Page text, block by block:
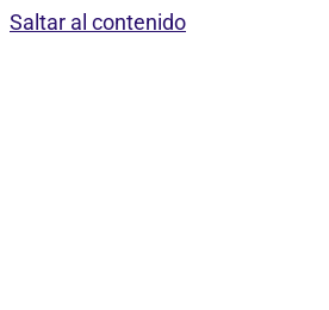
Saltar al contenido